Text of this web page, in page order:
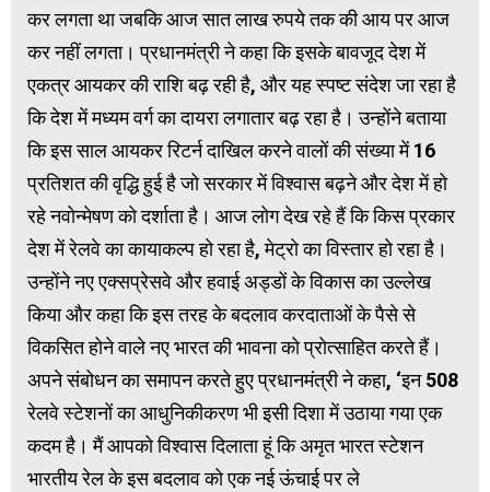
कर लगता था जबकि आज सात लाख रुपये तक की आय पर आज
कर नहीं लगता। प्रधानमंत्री ने कहा कि इसके बावजूद देश में
एकत्र आयकर की राशि बढ़ रही है, और यह स्पष्ट संदेश जा रहा है
कि देश में मध्यम वर्ग का दायरा लगातार बढ़ रहा है। उन्होंने बताया
कि इस साल आयकर रिटर्न दाखिल करने वालों की संख्या में 16
प्रतिशत की वृद्धि हुई है जो सरकार में विश्वास बढ़ने और देश में हो
रहे नवोन्‍मेषण को दर्शाता है। आज लोग देख रहे हैं कि किस प्रकार
देश में रेलवे का कायाकल्प हो रहा है, मेट्रो का विस्तार हो रहा है।
उन्होंने नए एक्सप्रेसवे और हवाई अड्डों के विकास का उल्लेख
किया और कहा कि इस तरह के बदलाव करदाताओं के पैसे से
विकसित होने वाले नए भारत की भावना को प्रोत्साहित करते हैं।
अपने संबोधन का समापन करते हुए प्रधानमंत्री ने कहा, ‘इन 508
रेलवे स्टेशनों का आधुनिकीकरण भी इसी दिशा में उठाया गया एक
कदम है। मैं आपको विश्वास दिलाता हूं कि अमृत भारत स्टेशन
भारतीय रेल के इस बदलाव को एक नई ऊंचाई पर ले